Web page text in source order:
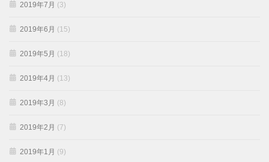
2019年7月 (3)
2019年6月 (15)
2019年5月 (18)
2019年4月 (13)
2019年3月 (8)
2019年2月 (7)
2019年1月 (9)